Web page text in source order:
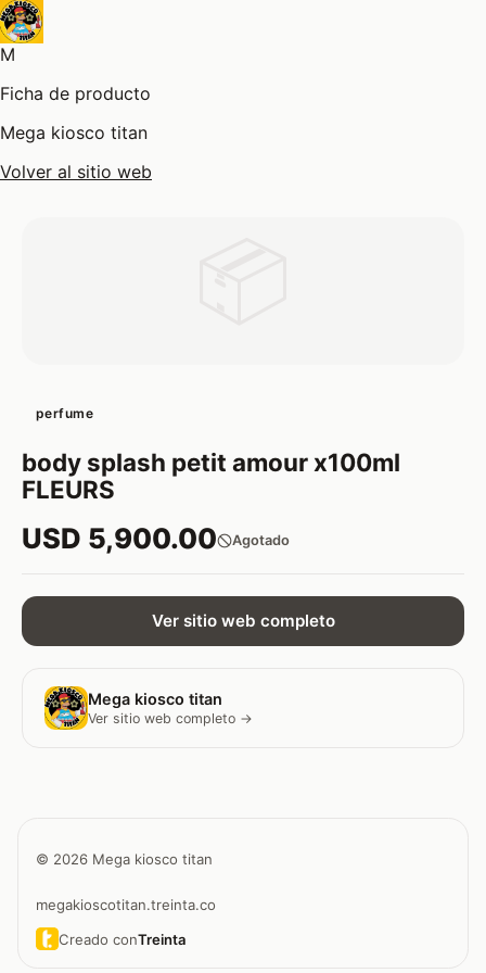
M
Ficha de producto
Mega kiosco titan
Volver al sitio web
perfume
body splash petit amour x100ml
FLEURS
USD 5,900.00 Agotado
Ver sitio web completo
Mega kiosco titan
Ver sitio web completo →
© 2026 Mega kiosco titan
megakioscotitan.treinta.co
Creado conTreinta